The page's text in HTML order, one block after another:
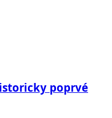
poprvé